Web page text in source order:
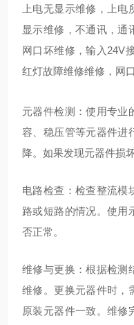
上电无显示维修，上
显示维修，不通讯，通
网口坏维修，输入24V
红灯故障维修维修，网
元器件检测：使用专业
容、稳压管等元器件进
降。如果发现元器件损
电路检查：检查整流模
路或短路的情况。使用
否正常。
维修与更换：根据检测
维修。更换元器件时，
原装元器件一致。维修